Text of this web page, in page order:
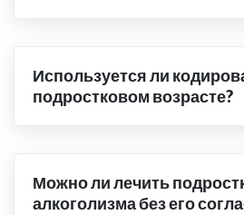
Используется ли
подростковом возрасте?
Можно ли лечить
алкоголизма без его